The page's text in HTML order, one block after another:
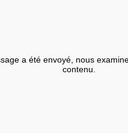
a été envoyé, nous
contenu.